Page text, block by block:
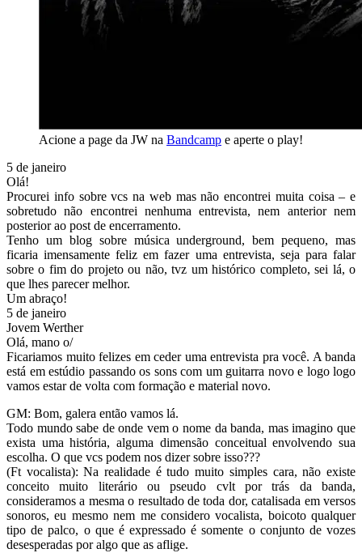
Acione a page da JW na Bandcamp e aperte o play!
5 de janeiro
Olá!
Procurei info sobre vcs na web mas não encontrei muita coisa – e
sobretudo não encontrei nenhuma entrevista, nem anterior nem
posterior ao post de encerramento.
Tenho um blog sobre música underground, bem pequeno, mas
ficaria imensamente feliz em fazer uma entrevista, seja para falar
sobre o fim do projeto ou não, tvz um histórico completo, sei lá, o
que lhes parecer melhor.
Um abraço!
5 de janeiro
Jovem Werther
Olá, mano o/
Ficariamos muito felizes em ceder uma entrevista pra você. A banda
está em estúdio passando os sons com um guitarra novo e logo logo
vamos estar de volta com formação e material novo.
GM: Bom, galera então vamos lá.
Todo mundo sabe de onde vem o nome da banda, mas imagino que
exista uma história, alguma dimensão conceitual envolvendo sua
escolha. O que vcs podem nos dizer sobre isso???
(Ft vocalista): Na realidade é tudo muito simples cara, não existe
conceito muito literário ou pseudo cvlt por trás da banda,
consideramos a mesma o resultado de toda dor, catalisada em versos
sonoros, eu mesmo nem me considero vocalista, boicoto qualquer
tipo de palco, o que é expressado é somente o conjunto de vozes
desesperadas por algo que as aflige.